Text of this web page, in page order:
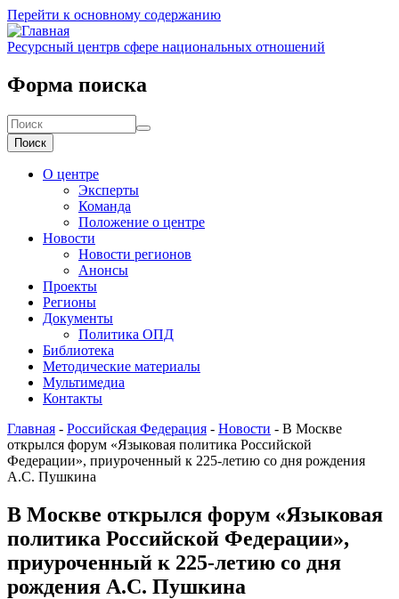
Перейти к основному содержанию
Ресурсный центрв сфере национальных отношений
Форма поиска
Поиск
О центре
Эксперты
Команда
Положение о центре
Новости
Новости регионов
Анонсы
Проекты
Регионы
Документы
Политика ОПД
Библиотека
Методические материалы
Мультимедиа
Контакты
Главная - Российская Федерация - Новости - В Москве
открылся форум «Языковая политика Российской
Федерации», приуроченный к 225-летию со дня рождения
А.С. Пушкина
В Москве открылся форум «Языковая
политика Российской Федерации»,
приуроченный к 225-летию со дня
рождения А.С. Пушкина